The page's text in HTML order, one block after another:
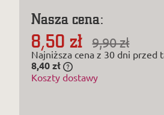
Nasza cena:
8,50 zł 9,90 zł
Najniższa cena z 30 dni przed
8,40 zł
30 dni, wyświetlana jest
Koszty dostawy